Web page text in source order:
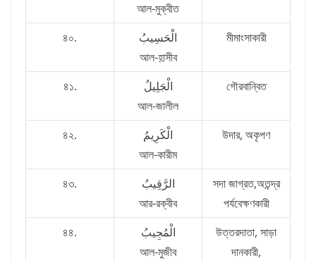
আল-মুক্বীত
৪০.
الْحَسِيبُ
আল-হ়াসীব
মীমাংসাকারী
৪১.
الْجَلِيلُ
আল-জালীল
গৌরবান্বিত
৪২.
الْكَرِيمُ
আল-কারীম
উদার, অকৃপণ
৪৩.
الرَّقِيبُ
আর-রক্বীব
সদা জাগ্রত,অতন্দ্র
পর্যবেক্ষণকারী
৪৪.
الْمُجِيبُ
আল-মুজীব
উত্তরদাতা, সাড়া
দানকারী,